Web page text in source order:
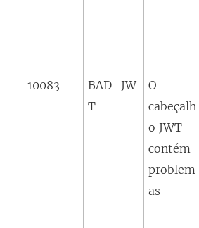
10083
BAD_JW
T
O
cabeçalh
o JWT
contém
problem
as